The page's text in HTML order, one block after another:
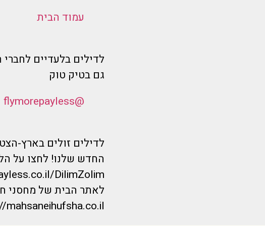
עמוד הבית
לדילים בלעדיים
גם בטיק טוק
@flymorepayless
לדילים זולים בארץ-
החדש שלנו! לחצו על
DilimZolim
לאתר הבית של מחסני
mahsaneihufsha.co.il/